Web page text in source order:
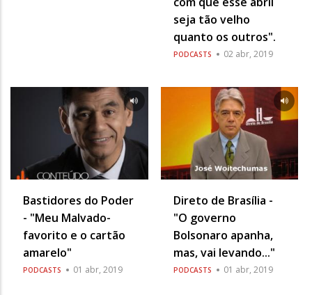
seja tão velho
quanto os outros".
PODCASTS 02 abr, 2019
Bastidores do Poder
- "Meu Malvado-
favorito e o cartão
amarelo"
PODCASTS 01 abr, 2019
Direto de Brasília -
"O governo
Bolsonaro apanha,
mas, vai levando..."
PODCASTS 01 abr, 2019